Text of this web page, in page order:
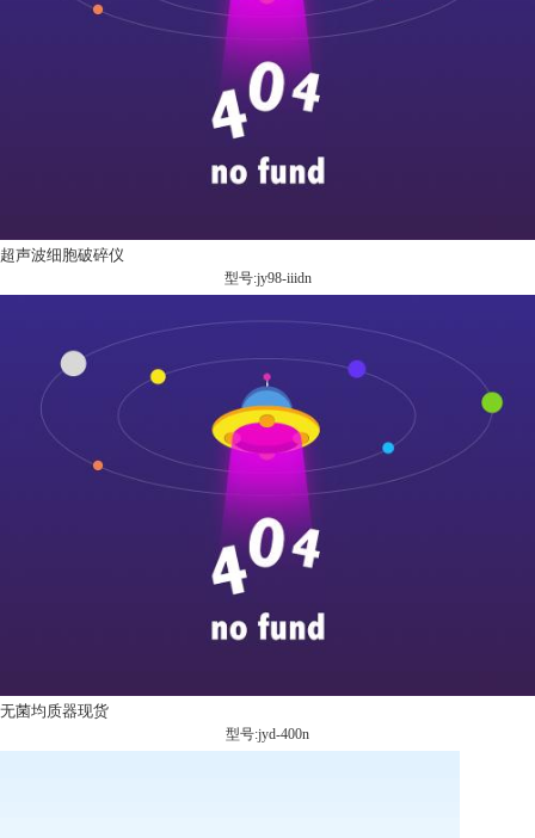
超声波细胞破碎仪
型号:jy98-iiidn
无菌均质器现货
型号:jyd-400n